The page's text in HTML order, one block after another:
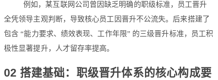
例如，某互联网公司曾因缺乏明确的职级标准，员工晋升
全凭领导主观判断，导致核心员工因晋升不公流失。后来搭建了
包含 “能力要求、绩效表现、工作年限” 的三级晋升标准，员工积
极性显著提升，人才留存率提高。
02 搭建基础：职级晋升体系的核心构成要